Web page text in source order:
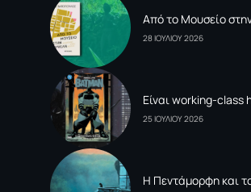
Από το Μουσείο
28 ΙΟΥΛΙΟΥ 2026
Είναι working-class
25 ΙΟΥΛΙΟΥ 2026
Η Πεντάμορφη και